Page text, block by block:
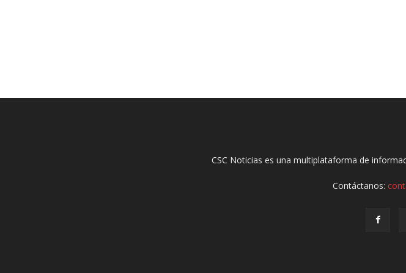
CSC Noticias es una multiplataforma de
Contáctanos: